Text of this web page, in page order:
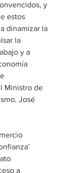
y
estos
dinamizar la
la
y a
Ministro de
José
a